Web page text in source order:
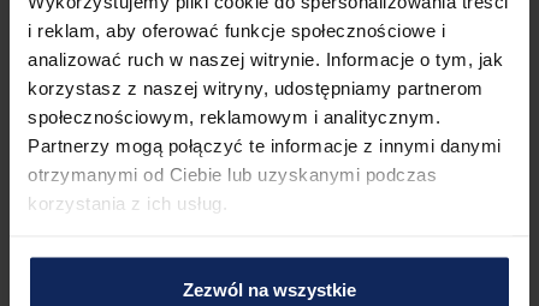
i reklam, aby oferować funkcje społecznościowe i
analizować ruch w naszej witrynie. Informacje o tym, jak
korzystasz z naszej witryny, udostępniamy partnerom
społecznościowym, reklamowym i analitycznym.
Partnerzy mogą połączyć te informacje z innymi danymi
otrzymanymi od Ciebie lub uzyskanymi podczas
korzystania z ich usług.
Zezwól na wszystkie
SPA.
Przemieszczanie się
Doskonała lokalizacja apartamentu zapewnia łatwy dostęp do
kluczowych punktów komunikacyjnych, w tym przystanku
autobusowego i dworca kolejowego, a także wygodny dojazd
na lotnisko. Wszystkie opcje transportu z łatwością znajdziesz
na dostępnej mapie.
Zameldowanie i wymeldowanie
16:00